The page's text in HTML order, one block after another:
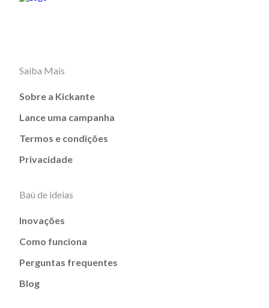
Saiba Mais
Sobre a Kickante
Lance uma campanha
Termos e condições
Privacidade
Baú de ideias
Inovações
Como funciona
Perguntas frequentes
Blog